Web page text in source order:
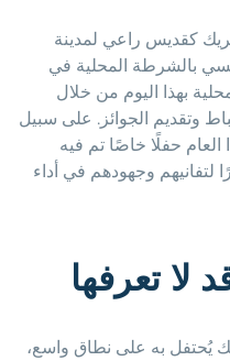
كقديس راعي لمدينة
بالشرطة المحلية في
بهذا اليوم من خلال
وتقديم الجوائز. على سبيل
حفلًا خاصًا تم فيه
تقديرًا لتفانيهم وجهودهم في أداء
لا تعرفها
يُحتفل به على نطاق واسع،